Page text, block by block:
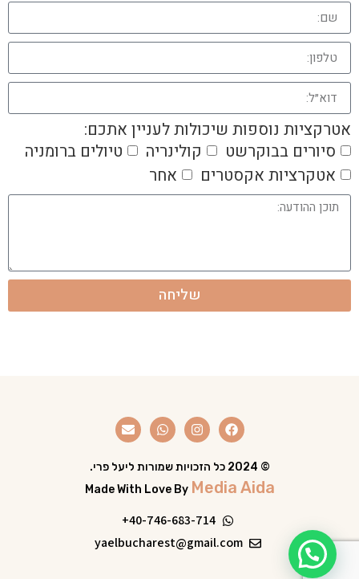
אטרקציות נוספות שיכולות לעניין אתכם:
סיורים בבוקרשט
קולינריה
טיולים ברומניה
אטקרציות אקסטרים
אחר
שליחה
40-746-683-714+
yaelbucharest@gmail.com
© 2024 כל הזכויות שמורות ליעל פרי.
Made With Love By Media Aida